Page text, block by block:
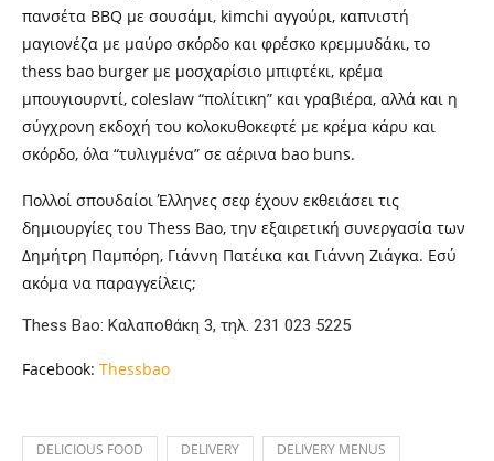
πανσέτα BBQ με σουσάμι, kimchi αγγούρι, καπνιστή
μαγιονέζα με μαύρο σκόρδο και φρέσκο κρεμμυδάκι, το
thess bao burger με μοσχαρίσιο μπιφτέκι, κρέμα
μπουγιουρντί, coleslaw “πολίτικη” και γραβιέρα, αλλά και η
σύγχρονη εκδοχή του κολοκυθοκεφτέ με κρέμα κάρυ και
σκόρδο, όλα “τυλιγμένα” σε αέρινα bao buns.
Πολλοί σπουδαίοι Έλληνες σεφ έχουν εκθειάσει τις
δημιουργίες του Thess Bao, την εξαιρετική συνεργασία των
Δημήτρη Παμπόρη, Γιάννη Πατέικα και Γιάννη Ζιάγκα. Εσύ
ακόμα να παραγγείλεις;
Thess Bao: Καλαποθάκη 3, τηλ. 231 023 5225
Facebook: Thessbao
DELICIOUS FOOD DELIVERY
DELIVERY MENUS